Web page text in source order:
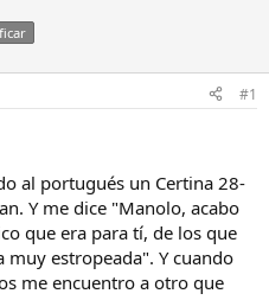
#1
al portugués un Certina 28-
Y me dice "Manolo, acabo
que era para tí, de los que
muy estropeada". Y cuando
me encuentro a otro que